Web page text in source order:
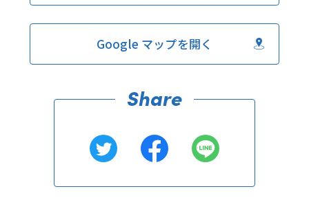
Google マップを開く